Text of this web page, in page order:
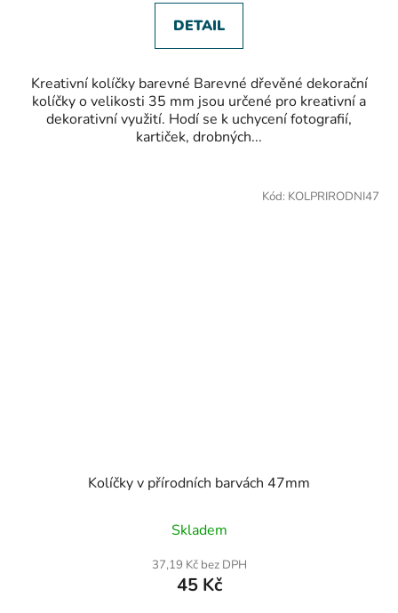
DETAIL
Kreativní kolíčky barevné Barevné dřevěné dekorační
kolíčky o velikosti 35 mm jsou určené pro kreativní a
dekorativní využití. Hodí se k uchycení fotografií,
kartiček, drobných...
Kolíčky v přírodních barvách 47mm
Skladem
37,19 Kč bez DPH
45 Kč
Kód: KOLPRIRODNI47